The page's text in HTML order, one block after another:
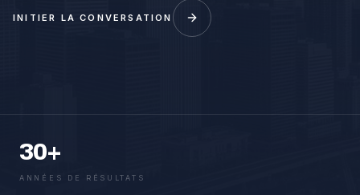
INITIER LA CONVERSATION
30+
ANNÉES DE RÉSULTATS